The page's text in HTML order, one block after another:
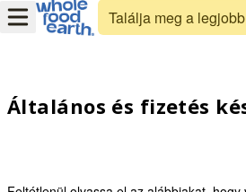
OpenMenu
Általános és fizetés